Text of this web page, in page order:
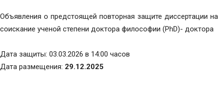
Объявления о предстоящей повторная защите диссертации на
соискание ученой степени доктора философии (PhD)- доктора
Дата защиты: 03.03.2026 в 14:00 часов
Дата размещения: 29.12.2025